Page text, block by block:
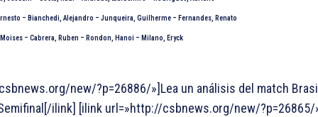
– Bianchedi, Alejandro – Junqueira, Guilherme – Fernandes, Renato
Moises – Cabrera, Ruben – Rondon, Hanoi – Milano, Eryck
new/?p=26886/»]Lea un análisis del match
ilink] [ilink url=»http://csbnews.org/new/?p=26865/